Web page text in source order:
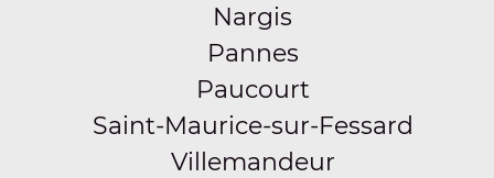
Nargis
Pannes
Paucourt
Saint-Maurice-sur-Fessard
Villemandeur